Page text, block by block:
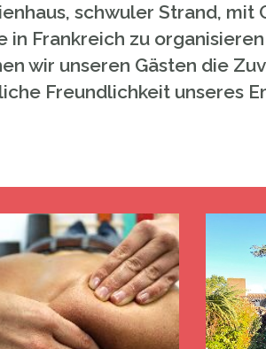
schwuler Strand, mit
in Frankreich zu
wir unseren Gästen die
Freundlichkeit unseres